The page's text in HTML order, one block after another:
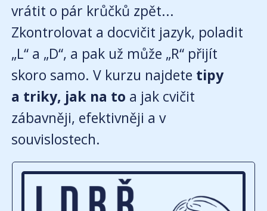
vrátit o pár krůčků zpět...
Zkontrolovat a docvičit jazyk, poladit
„L“ a „D“, a pak už může „R“ přijít
skoro samo. V kurzu najdete tipy
a triky, jak na to a jak cvičit
zábavněji, efektivněji a v
souvislostech.